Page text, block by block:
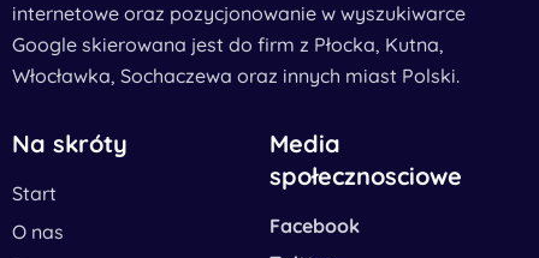
internetowe oraz pozycjonowanie w wyszukiwarce
Google skierowana jest do firm z Płocka, Kutna,
Włocławka, Sochaczewa oraz innych miast Polski.
Na skróty
Start
O nas
Media
społecznosciowe
Facebook